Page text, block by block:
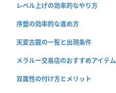
レベル上げの効率的なやり方
序盤の効率的な進め方
天変古龍の一覧と出現条件
メラルー交易店のおすすめアイテム
双属性の付け方とメリット